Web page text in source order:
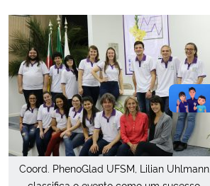
Coord. PhenoGlad UFSM, Lilian Uhlmann,